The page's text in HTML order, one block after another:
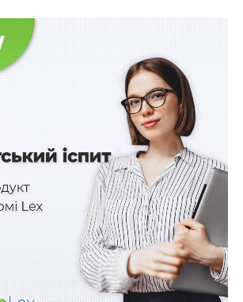
захисту в ЄС можна обговорити
FEATURED НГУ
виплат по нещасних
можна подавати онлайн
щодо злочину агресії:
Верховної Ради підписали